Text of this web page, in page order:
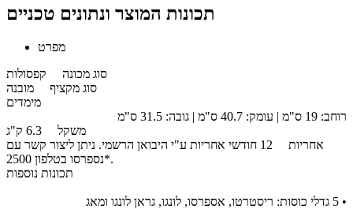
תכונות המוצר ונתונים טכניים
מפרט
סוג מכונה קפסולות
סוג מקציף מובנה
מימדים
רוחב: 19 ס"מ | עומק: 40.7 ס"מ | גובה: 31.5 ס"מ
משקל
אחריות
12 חודשי אחריות ע"י היבואן הרשמי. ניתן ליצור קשר עם
נספרסו בטלפון 2500*.
תכונות נוספות
• 5 גדלי כוסות: ריסטרטו, אספרסו, לונגו, גראן לונגו ומאג